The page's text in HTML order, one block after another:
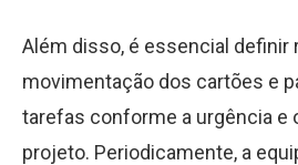
Além disso, é essencial definir
movimentação dos cartões e
tarefas conforme a urgência e
projeto. Periodicamente, a